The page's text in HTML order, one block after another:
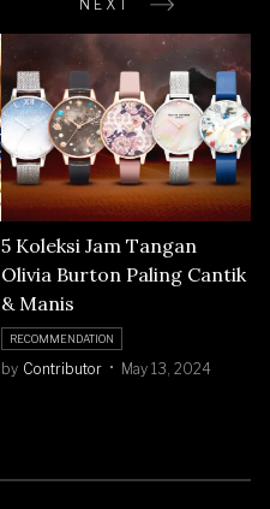
NEXT
5 Koleksi Jam Tangan
Olivia Burton Paling Cantik
& Manis
RECOMMENDATION
by Contributor May 13, 2024